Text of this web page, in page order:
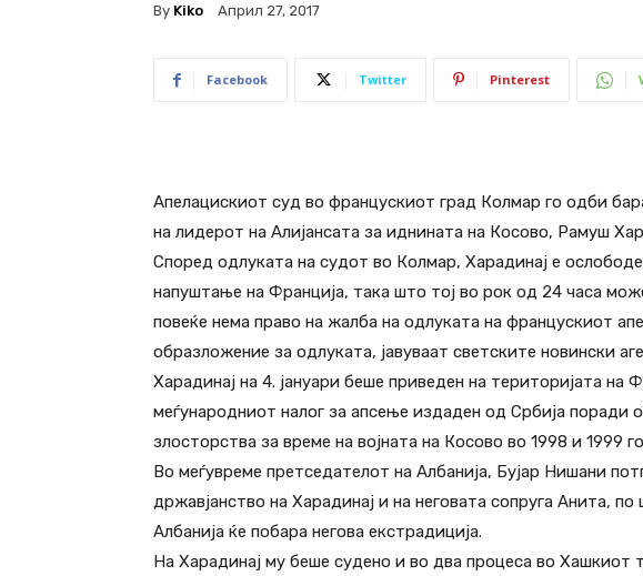
By Kiko Април 27, 2017
Facebook Twitter Pinterest
Апелацискиот суд во францускиот град Колмар го одби
на лидерот на Алијансата за иднината на Косово, Рамуш
Според одлуката на судот во Колмар, Харадинај е
напуштање на Франција, така што тој во рок од 24 часа
повеќе нема право на жалба на одлуката на францускиот
образложение за одлуката, јавуваат светските новински
Харадинај на 4. јануари беше приведен на територијата на
меѓународниот налог за апсење издаден од Србија поради
злосторства за време на војната на Косово во 1998 и 1999
Во меѓувреме претседателот на Албанија, Бујар Нишани
државјанство на Харадинај и на неговата сопруга Анита,
Албанија ќе побара негова екстрадиција.
На Харадинај му беше судено и во два процеса во Хашкиот